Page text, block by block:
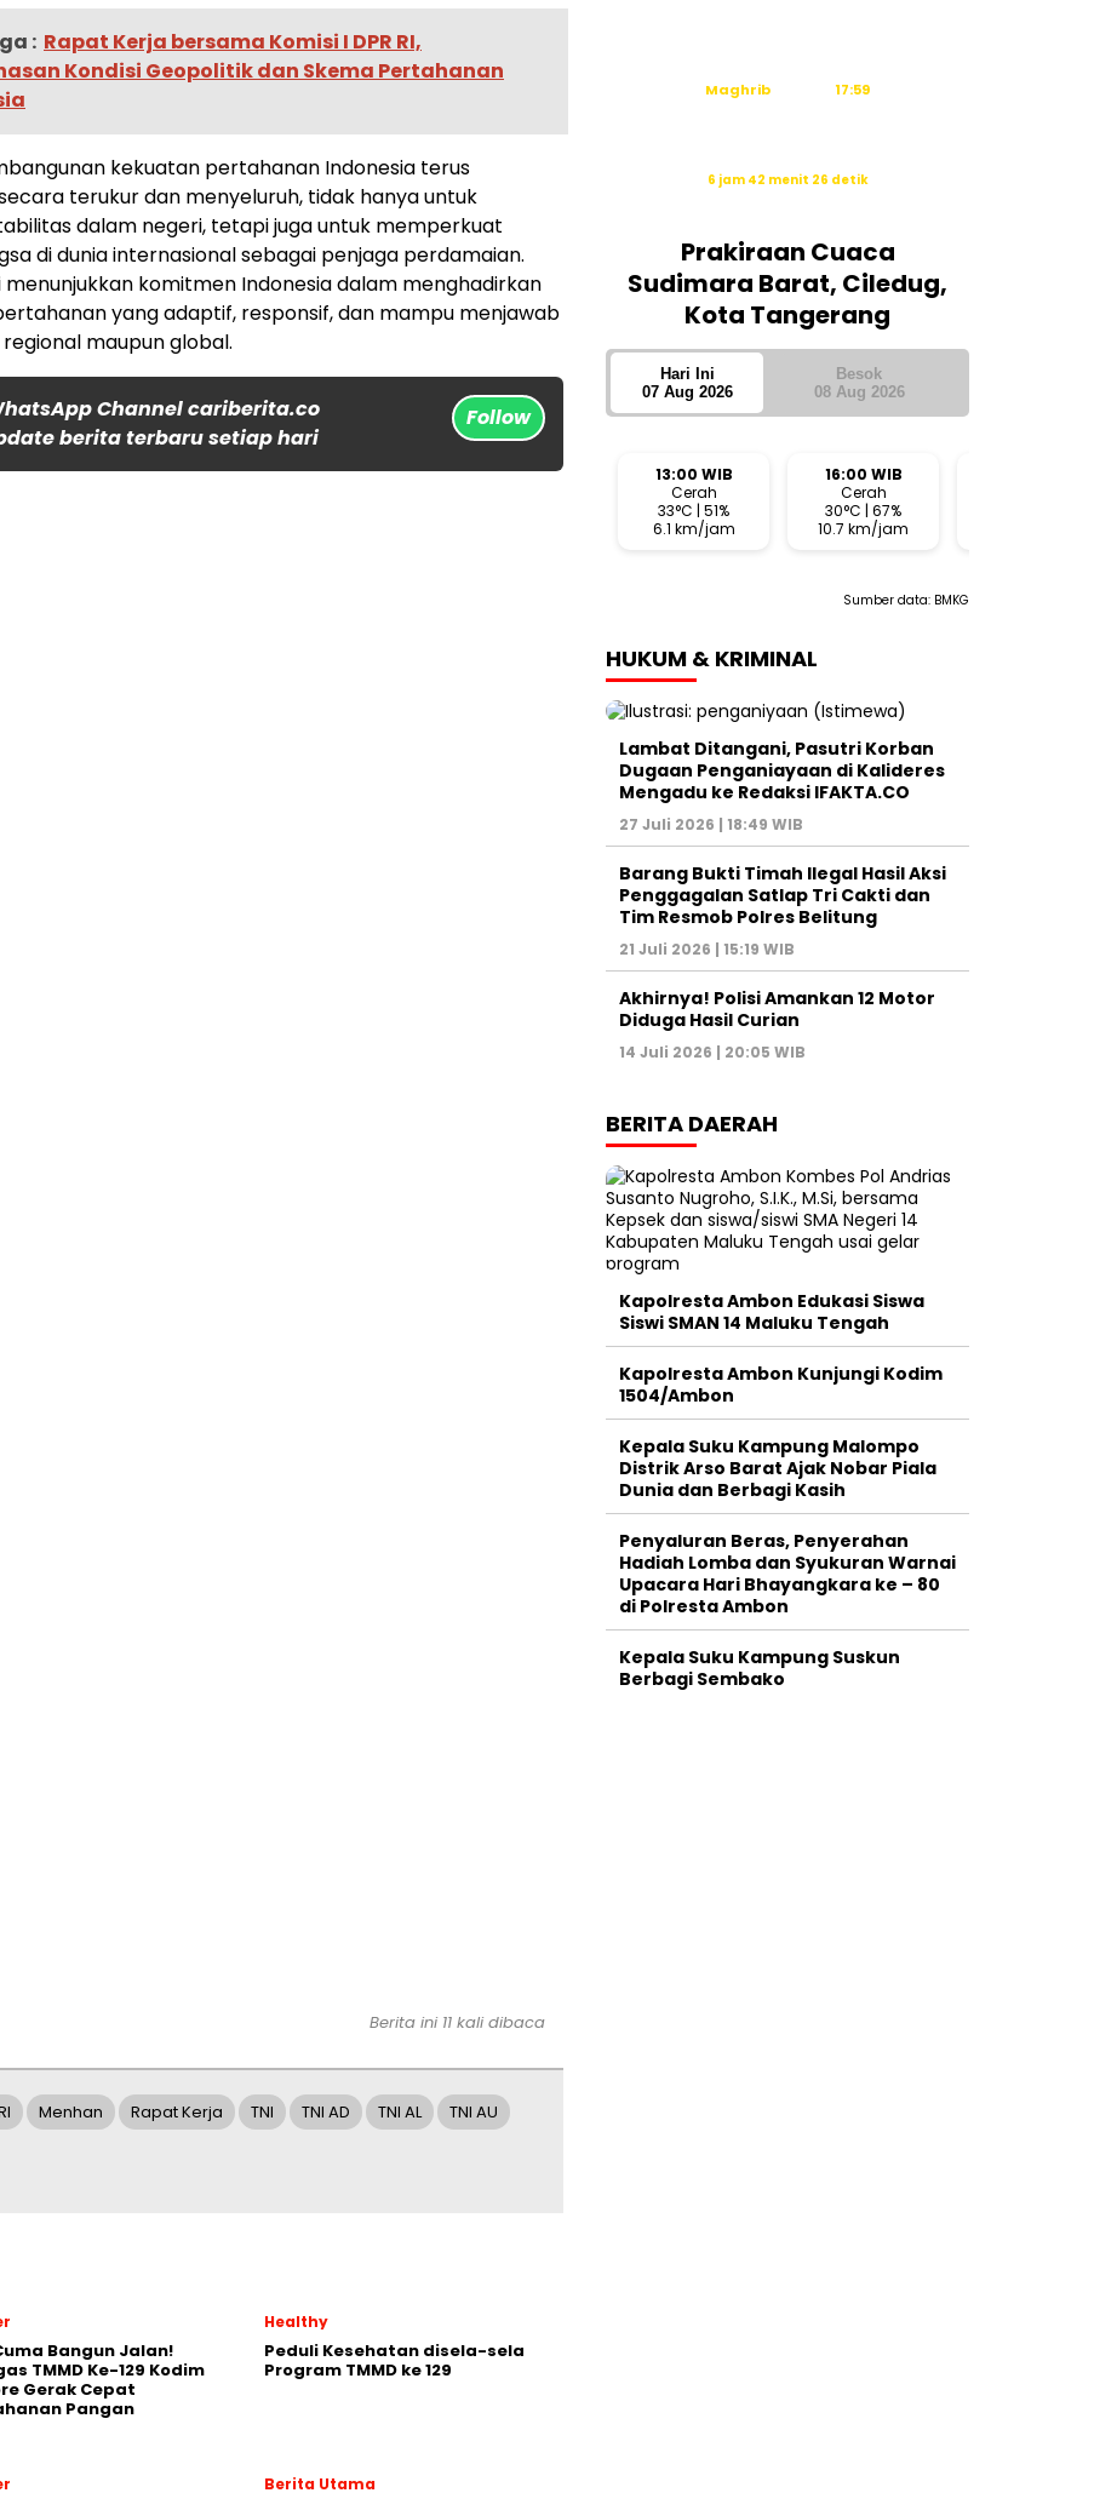
: Rapat Kerja bersama Komisi I DPR RI,
Kondisi Geopolitik dan Skema Pertahanan
kekuatan pertahanan Indonesia terus
terukur dan menyeluruh, tidak hanya untuk
dalam negeri, tetapi juga untuk memperkuat
di dunia internasional sebagai penjaga perdamaian.
menunjukkan komitmen Indonesia dalam menghadirkan
yang adaptif, responsif, dan mampu menjawab
maupun global.
Channel cariberita.co
berita terbaru setiap hari
Follow
Berita ini 11 kali dibaca
Menhan Rapat Kerja TNI TNI AD TNI AL TNI AU
Bangun Jalan!
TMMD Ke-129 Kodim
Gerak Cepat
Pangan
Healthy
Peduli Kesehatan disela-sela
Program TMMD ke 129
Berita Utama
Maghrib
17:59
6 jam 42 menit 25 detik
Prakiraan Cuaca
Sudimara Barat, Ciledug,
Kota Tangerang
Hari Ini
07 Aug 2026
Besok
08 Aug 2026
13:00 WIB
Cerah
33°C | 51%
6.1 km/jam
16:00 WIB
Cerah
30°C | 67%
10.7 km/jam
Sumber data: BMKG
HUKUM & KRIMINAL
Lambat Ditangani, Pasutri Korban
Dugaan Penganiayaan di Kalideres
Mengadu ke Redaksi IFAKTA.CO
27 Juli 2026 | 18:49 WIB
Barang Bukti Timah Ilegal Hasil Aksi
Penggagalan Satlap Tri Cakti dan
Tim Resmob Polres Belitung
21 Juli 2026 | 15:19 WIB
Akhirnya! Polisi Amankan 12 Motor
Diduga Hasil Curian
14 Juli 2026 | 20:05 WIB
BERITA DAERAH
Kapolresta Ambon Edukasi Siswa
Siswi SMAN 14 Maluku Tengah
Kapolresta Ambon Kunjungi Kodim
1504/Ambon
Kepala Suku Kampung Malompo
Distrik Arso Barat Ajak Nobar Piala
Dunia dan Berbagi Kasih
Penyaluran Beras, Penyerahan
Hadiah Lomba dan Syukuran Warnai
Upacara Hari Bhayangkara ke – 80
di Polresta Ambon
Kepala Suku Kampung Suskun
Berbagi Sembako